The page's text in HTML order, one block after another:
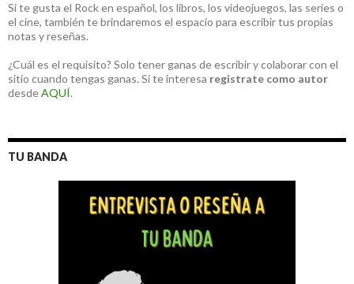
Si te gusta el Rock en español, los libros, los videojuegos, las series o
el cine, también te brindaremos el espacio para escribir tus propias
notas y reseñas.
¿Cuál es el requisito? Solo tener ganas de escribir y colaborar con el
sitio cuando tengas ganas. Si te interesa registrate como autor
desdeAQUÍ.
TU BANDA